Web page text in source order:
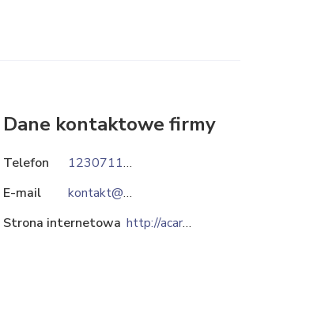
Dane kontaktowe firmy
Telefon
123071105
E-mail
kontakt@acars.com.pl
Strona internetowa
http://acars.com.pl